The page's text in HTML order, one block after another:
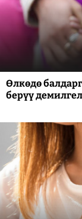
Өлкөдө
берүү